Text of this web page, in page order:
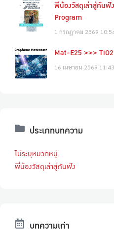
พี่น้องวัสดุเล่าสู่กันฟั
Program
1 กรกฎาคม 2569
Mat-E25 >>>
16 เมษายน 2569 11:43
ประเภทบทความ
ไม่ระบุหมวดหมู่
พี่น้องวัสดุเล่าสู่กันฟัง
บทความเก่า